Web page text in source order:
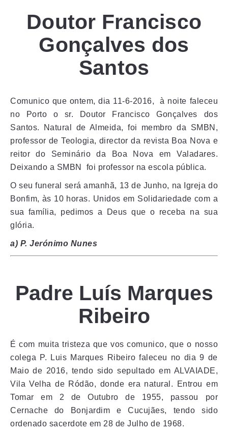
Doutor Francisco
Gonçalves dos
Santos
Comunico que ontem, dia 11-6-2016, à noite faleceu
no Porto o sr. Doutor Francisco Gonçalves dos
Santos. Natural de Almeida, foi membro da SMBN,
professor de Teologia, director da revista Boa Nova e
reitor do Seminário da Boa Nova em Valadares.
Deixando a SMBN foi professor na escola pública.
O seu funeral será amanhã, 13 de Junho, na Igreja do
Bonfim, às 10 horas. Unidos em Solidariedade com a
sua família, pedimos a Deus que o receba na sua
glória.
a) P. Jerónimo Nunes
Padre Luís Marques
Ribeiro
É com muita tristeza que vos comunico, que o nosso
colega P. Luis Marques Ribeiro faleceu no dia 9 de
Maio de 2016, tendo sido sepultado em ALVAIADE,
Vila Velha de Ródão, donde era natural. Entrou em
Tomar em 2 de Outubro de 1955, passou por
Cernache do Bonjardim e Cucujães, tendo sido
ordenado sacerdote em 28 de Julho de 1968.